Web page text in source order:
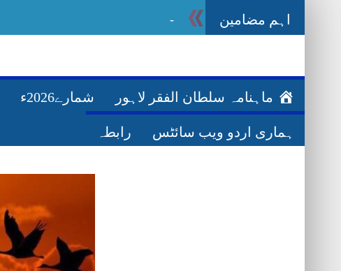
اہم مضامین Ghazwa Badar غزوہ ب
ماہنامہ سلطان الفقر لاہور شمارے2026ء
ہماری اردو ویب سائٹس رابطہ